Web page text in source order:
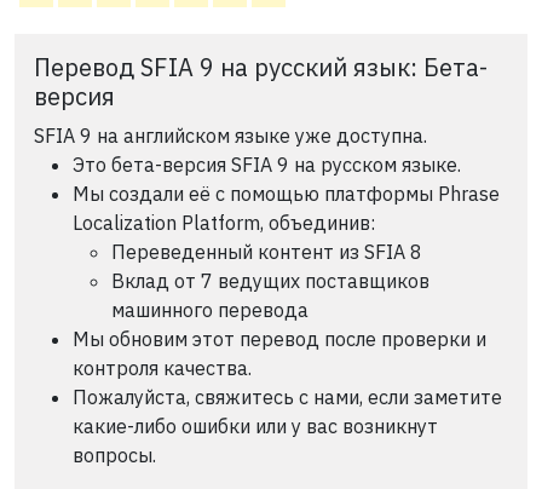
Перевод SFIA 9 на русский язык: Бета-
версия
SFIA 9 на английском языке уже доступна.
Это бета-версия SFIA 9 на русском языке.
Мы создали её с помощью платформы Phrase
Localization Platform, объединив:
Переведенный контент из SFIA 8
Вклад от 7 ведущих поставщиков
машинного перевода
Мы обновим этот перевод после проверки и
контроля качества.
Пожалуйста, свяжитесь с нами, если заметите
какие-либо ошибки или у вас возникнут
вопросы.